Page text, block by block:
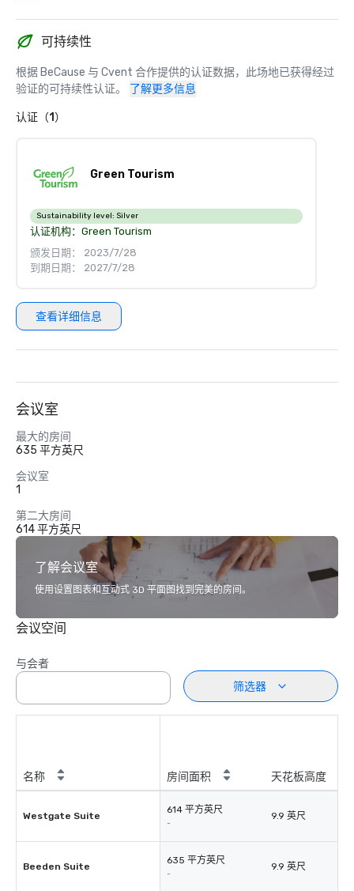
可持续性
根据 BeCause 与 Cvent 合作提供的认证数据，此场地已获得经过
验证的可持续性认证。
了解更多信息
认证（1）
Green Tourism
Sustainability level: Silver
认证机构： Green Tourism
颁发日期： 2023/7/28
到期日期： 2027/7/28
查看详细信息
会议室
最大的房间
635 平方英尺
会议室
1
第二大房间
614 平方英尺
了解会议室
使用设置图表和互动式 3D 平面图找到完美的房间。
会议空间
与会者
筛选器
名称 房间面积 天花板高度
Westgate Suite
614 平方英尺
-
9.9 英尺
Beeden Suite
635 平方英尺
-
9.9 英尺